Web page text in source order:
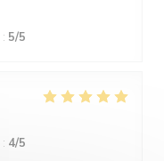
: 5/5
: 4/5